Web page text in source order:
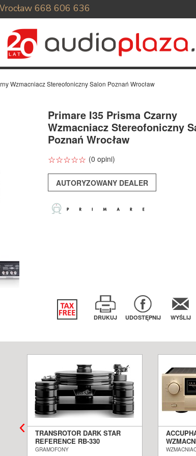
668 606 636
Wzmacniacz Stereofoniczny Salon Poznań Wrocław
Primare I35 Prisma Czarny
Wzmacniacz Stereofoniczny
Poznań Wrocław
☆☆☆☆☆
★★★★★ (0 opini)
AUTORYZOWANY DEALER
DRUKUJ UDOSTĘPNIJ WYŚLIJ
TRANSROTOR DARK STAR
REFERENCE RB-330
GRAMOFON ANALOGOWY
GRAMOFONY